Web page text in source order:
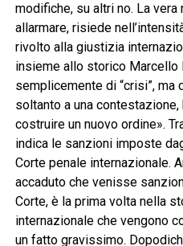
modifiche, su altri no. La
allarmare, risiede
rivolto alla giustizia
insieme allo storico Marcello
semplicemente di “crisi”, ma
soltanto a una
costruire un nuovo ordine».
indica le sanzioni imposte
Corte penale internazionale.
accaduto che venisse
Corte, è la prima volta nella
internazionale che vengono
un fatto gravissimo.